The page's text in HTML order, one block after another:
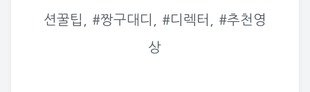
션꿀팁, #짱구대디, #디렉터, #추천영
상